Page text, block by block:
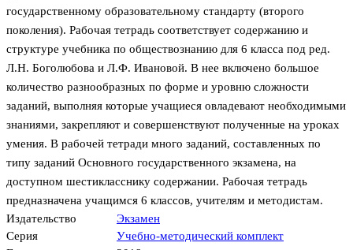
государственному образовательному стандарту (второго
поколения). Рабочая тетрадь соответствует содержанию и
структуре учебника по обществознанию для 6 класса под ред.
Л.Н. Боголюбова и Л.Ф. Ивановой. В нее включено большое
количество разнообразных по форме и уровню сложности
заданий, выполняя которые учащиеся овладевают необходимыми
знаниями, закрепляют и совершенствуют полученные на уроках
умения. В рабочей тетради много заданий, составленных по
типу заданий Основного государственного экзамена, на
доступном шестикласснику содержании. Рабочая тетрадь
предназначена учащимся 6 классов, учителям и методистам.
Издательство
Экзамен
Серия
Учебно-методический комплект